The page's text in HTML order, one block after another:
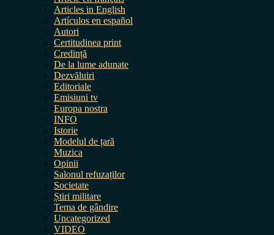
Articles in English
Artículos en español
Autori
Certitudinea print
Credință
De la lume adunate
Dezvăluiri
Editoriale
Emisiuni tv
Europa nostra
INFO
Istorie
Modelul de țară
Muzica
Opinii
Salonul refuzaților
Societate
Știri militare
Tema de gândire
Uncategorized
VIDEO